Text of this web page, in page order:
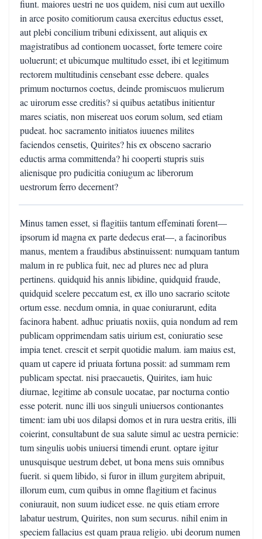
fiunt. maiores uestri ne uos quidem, nisi cum aut uexillo
in arce posito comitiorum causa exercitus eductus esset,
aut plebi concilium tribuni edixissent, aut aliquis ex
magistratibus ad contionem uocasset, forte temere coire
uoluerunt; et ubicumque multitudo esset, ibi et legitimum
rectorem multitudinis censebant esse debere. quales
primum nocturnos coetus, deinde promiscuos mulierum
ac uirorum esse creditis? si quibus aetatibus initientur
mares sciatis, non misereat uos eorum solum, sed etiam
pudeat. hoc sacramento initiatos iuuenes milites
faciendos censetis, Quirites? his ex obsceno sacrario
eductis arma committenda? hi cooperti stupris suis
alienisque pro pudicitia coniugum ac liberorum
uestrorum ferro decernent?
Minus tamen esset, si flagitiis tantum effeminati forent—
ipsorum id magna ex parte dedecus erat—, a facinoribus
manus, mentem a fraudibus abstinuissent: numquam tantum
malum in re publica fuit, nec ad plures nec ad plura
pertinens. quidquid his annis libidine, quidquid fraude,
quidquid scelere peccatum est, ex illo uno sacrario scitote
ortum esse. necdum omnia, in quae coniurarunt, edita
facinora habent. adhuc priuatis noxiis, quia nondum ad rem
publicam opprimendam satis uirium est, coniuratio sese
impia tenet. crescit et serpit quotidie malum. iam maius est,
quam ut capere id priuata fortuna possit: ad summam rem
publicam spectat. nisi praecauetis, Quirites, iam huic
diurnae, legitime ab consule uocatae, par nocturna contio
esse poterit. nunc illi uos singuli uniuersos contionantes
timent: iam ubi uos dilapsi domos et in rura uestra eritis, illi
coierint, consultabunt de sua salute simul ac uestra pernicie:
tum singulis uobis uniuersi timendi erunt. optare igitur
unusquisque uestrum debet, ut bona mens suis omnibus
fuerit. si quem libido, si furor in illum gurgitem abripuit,
illorum eum, cum quibus in omne flagitium et facinus
coniurauit, non suum iudicet esse. ne quis etiam errore
labatur uestrum, Quirites, non sum securus. nihil enim in
speciem fallacius est quam praua religio. ubi deorum numen